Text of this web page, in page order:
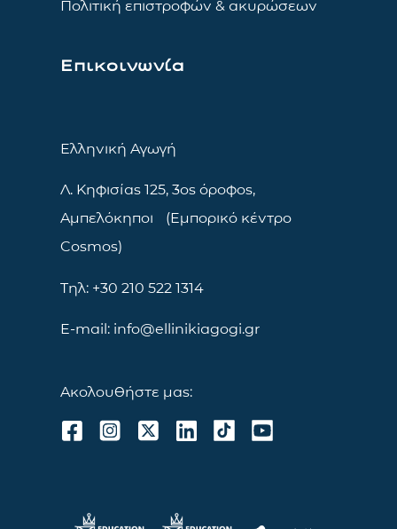
Πολιτική επιστροφών & ακυρώσεων
Επικοινωνία
Ελληνική Αγωγή
Λ. Κηφισίας 125, 3ος όροφος,
Αμπελόκηποι (Εμπορικό κέντρο
Cosmos)
Τηλ: +30 210 522 1314
E-mail: info@ellinikiagogi.gr
Ακολουθήστε μας: